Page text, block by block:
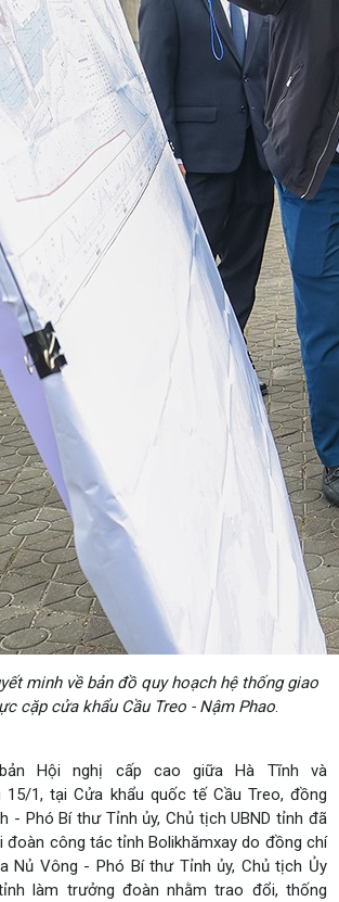
minh về bản đồ quy hoạch hệ thống giao
cặp cửa khẩu Cầu Treo - Nậm Phao.
Hội nghị cấp cao giữa Hà Tĩnh và
15/1, tại Cửa khẩu quốc tế Cầu Treo, đồng
- Phó Bí thư Tỉnh ủy, Chủ tịch UBND tỉnh đã
đoàn công tác tỉnh Bolikhămxay do đồng chí
Nủ Vông - Phó Bí thư Tỉnh ủy, Chủ tịch Ủy
làm trưởng đoàn nhằm trao đổi, thống